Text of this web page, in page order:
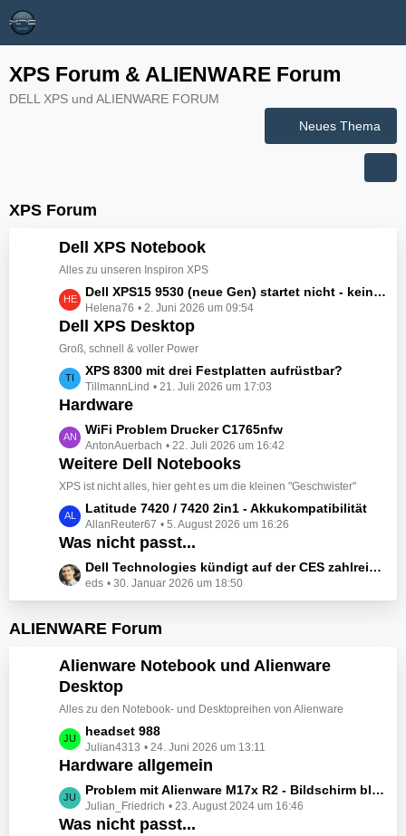
XPS Forum & ALIENWARE Forum
DELL XPS und ALIENWARE FORUM
Neues Thema
XPS Forum
Dell XPS Notebook
Alles zu unseren Inspiron XPS
L
e
t
z
e
B
i
r
ä
g
e
Dell XPS15 9530 (neue Gen) startet nicht - kein booten, kein Licht - nichts tut sich - hat jemand eine Idee wie man ihn zum Leben erwecken könnte?
Helena76 2. Juni 2026 um 09:54
Dell XPS Desktop
Groß, schnell & voller Power
L
e
t
z
t
e
B
i
r
ä
g
XPS 8300 mit drei Festplatten aufrüstbar?
TillmannLind 21. Juli 2026 um 17:03
Hardware
L
e
t
z
e
B
i
ä
e
WiFi Problem Drucker C1765nfw
AntonAuerbach 22. Juli 2026 um 16:42
Weitere Dell Notebooks
XPS ist nicht alles, hier geht es um die kleinen "Geschwister"
L
e
t
z
t
e
e
t
r
ä
g
e
Latitude 7420 / 7420 2in1 - Akkukompatibilität
AllanReuter67 5. August 2026 um 16:26
Was nicht passt...
L
e
t
z
e
B
e
i
t
r
ä
g
e
Dell Technologies kündigt auf der CES zahlreiche Alienware-Neuheiten an
eds 30. Januar 2026 um 18:50
ALIENWARE Forum
Alienware Notebook und Alienware
Desktop
Alles zu den Notebook- und Desktopreihen von Alienware
L
e
t
z
t
e
headset 988
Julian4313 24. Juni 2026 um 13:11
Hardware allgemein
L
e
t
Problem mit Alienware M17x R2 - Bildschirm bleibt schwarz beim Start
Julian_Friedrich 23. August 2024 um 16:46
Was nicht passt...